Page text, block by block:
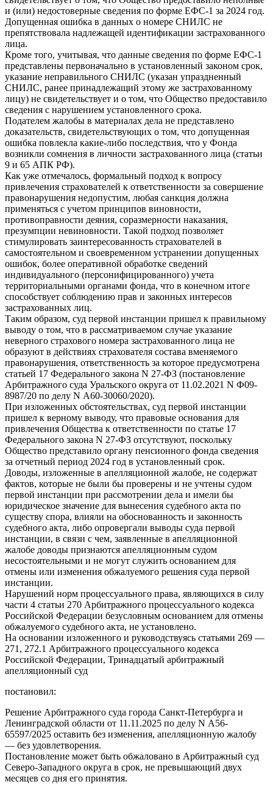
и (или) недостоверные сведения по форме ЕФС-1 за 2024 год.
Допущенная ошибка в данных о номере СНИЛС не
препятствовала надлежащей идентификации застрахованного
лица.
Кроме того, учитывая, что данные сведения по форме ЕФС-1
представлены первоначально в установленный законом срок,
указание неправильного СНИЛС (указан упраздненный
СНИЛС, ранее принадлежащий этому же застрахованному
лицу) не свидетельствует и о том, что Общество предоставило
сведения с нарушением установленного срока.
Подателем жалобы в материалах дела не представлено
доказательств, свидетельствующих о том, что допущенная
ошибка повлекла какие-либо последствия, что у Фонда
возникли сомнения в личности застрахованного лица (статьи
9 и 65 АПК РФ).
Как уже отмечалось, формальный подход к вопросу
привлечения страхователей к ответственности за совершение
правонарушения недопустим, любая санкция должна
применяться с учетом принципов виновности,
противоправности деяния, соразмерности наказания,
презумпции невиновности. Такой подход позволяет
стимулировать заинтересованность страхователей в
самостоятельном и своевременном устранении допущенных
ошибок, более оперативной обработке сведений
индивидуального (персонифицированного) учета
территориальными органами фонда, что в конечном итоге
способствует соблюдению прав и законных интересов
застрахованных лиц.
Таким образом, суд первой инстанции пришел к правильному
выводу о том, что в рассматриваемом случае указание
неверного страхового номера застрахованного лица не
образуют в действиях страхователя состава вменяемого
правонарушения, ответственность за которое предусмотрена
статьей 17 Федерального закона N 27-ФЗ (постановление
Арбитражного суда Уральского округа от 11.02.2021 N Ф09-
8987/20 по делу N А60-30060/2020).
При изложенных обстоятельствах, суд первой инстанции
пришел к верному выводу, что правовые основания для
привлечения Общества к ответственности по статье 17
Федерального закона N 27-ФЗ отсутствуют, поскольку
Общество представило органу пенсионного фонда сведения
за отчетный период 2024 год в установленный срок.
Доводы, изложенные в апелляционной жалобе, не содержат
фактов, которые не были бы проверены и не учтены судом
первой инстанции при рассмотрении дела и имели бы
юридическое значение для вынесения судебного акта по
существу спора, влияли на обоснованность и законность
судебного акта, либо опровергали выводы суда первой
инстанции, в связи с чем, заявленные в апелляционной
жалобе доводы признаются апелляционным судом
несостоятельными и не могут служить основанием для
отмены или изменения обжалуемого решения суда первой
инстанции.
Нарушений норм процессуального права, являющихся в силу
части 4 статьи 270 Арбитражного процессуального кодекса
Российской Федерации безусловным основанием для отмены
обжалуемого судебного акта, не установлено.
На основании изложенного и руководствуясь статьями 269 —
271, 272.1 Арбитражного процессуального кодекса
Российской Федерации, Тринадцатый арбитражный
апелляционный суд
постановил:
Решение Арбитражного суда города Санкт-Петербурга и
Ленинградской области от 11.11.2025 по делу N А56-
65597/2025 оставить без изменения, апелляционную жалобу
— без удовлетворения.
Постановление может быть обжаловано в Арбитражный суд
Северо-Западного округа в срок, не превышающий двух
месяцев со дня его принятия.